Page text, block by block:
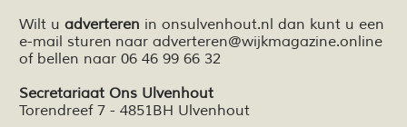
Wilt u adverteren in onsulvenhout.nl dan kunt u een
e-mail sturen naar adverteren@wijkmagazine.online
of bellen naar 06 46 99 66 32
Secretariaat Ons Ulvenhout
Torendreef 7 - 4851BH Ulvenhout